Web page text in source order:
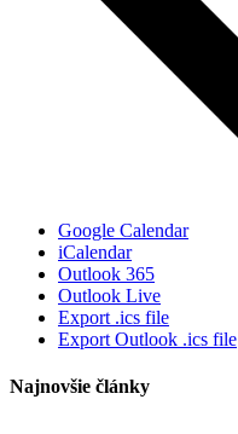
Google Calendar
iCalendar
Outlook 365
Outlook Live
Export .ics file
Export Outlook .ics file
Najnovšie články